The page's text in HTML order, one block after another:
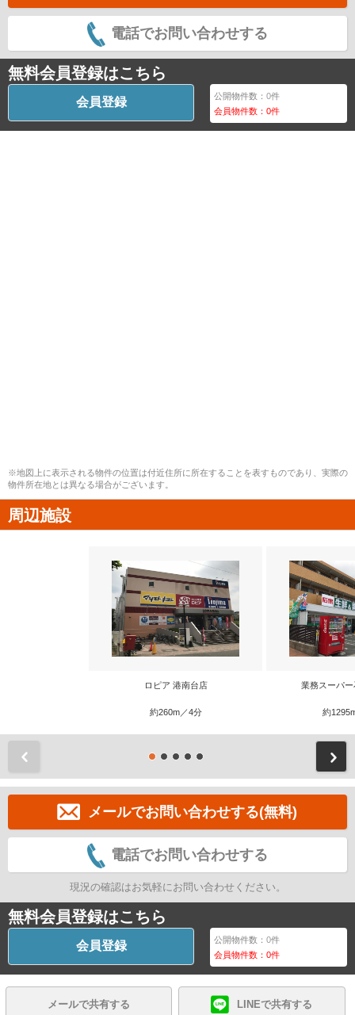
電話でお問い合わせする
無料会員登録はこちら
会員登録 公開物件数：0件
会員物件数：0件
※地図上に表示される物件の位置は付近住所に所在することを表すものであり、実際の
物件所在地とは異なる場合がございます。
周辺施設
ロピア 港南台店
約260m／4分
業務スーパ
約
メールでお問い合わせする(無料)
電話でお問い合わせする
現況の確認はお気軽にお問い合わせください。
無料会員登録はこちら
会員登録 公開物件数：0件
会員物件数：0件
メールで共有する LINEで共有する